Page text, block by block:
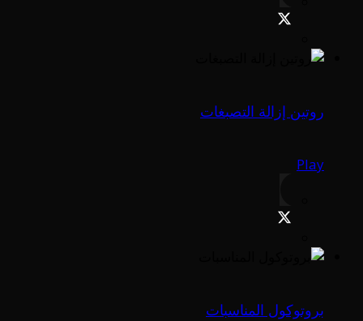
روتين إزالة التصبغات
Play
بروتوكول المناسبات